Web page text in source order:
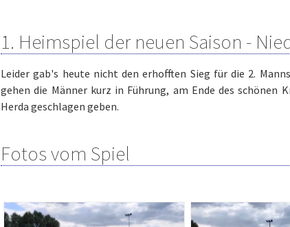
1. Heimspiel der neuen Saison -
Leider gab's heute nicht den erhofften Sieg für die 2.
gehen die Männer kurz in Führung, am Ende des schönen
Herda geschlagen geben.
Fotos vom Spiel